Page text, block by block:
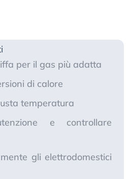
per il gas più adatta
di calore
temperatura
e controllare
gli elettrodomestici